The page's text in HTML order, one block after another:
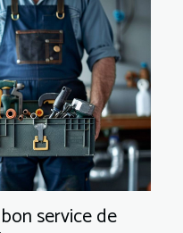
service de